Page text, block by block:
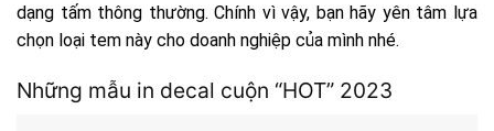
dạng tấm thông thường. Chính vì vậy, bạn hãy yên tâm lựa
chọn loại tem này cho doanh nghiệp của mình nhé.
Những mẫu in decal cuộn “HOT” 2023